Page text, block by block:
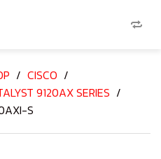
/ CISCO /
9120AX SERIES /
S